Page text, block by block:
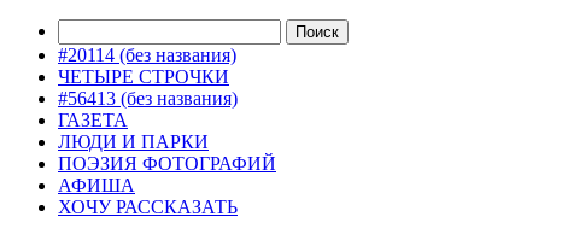
#20114 (без названия)
ЧЕТЫРЕ СТРОЧКИ
#56413 (без названия)
ГАЗЕТА
ЛЮДИ И ПАРКИ
ПОЭЗИЯ ФОТОГРАФИЙ
АФИША
ХОЧУ РАССКАЗАТЬ